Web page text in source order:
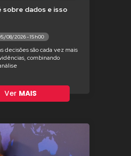
sobre dados e isso
08/2026 - 15h00
decisões são cada vez mais
combinando
Ver MAIS